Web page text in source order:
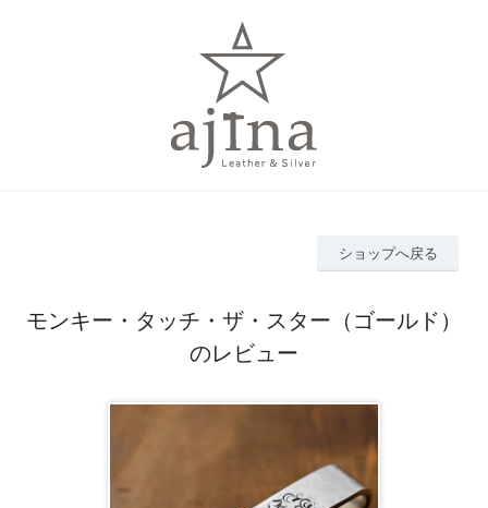
ショップへ戻る
モンキー・タッチ・ザ・スター（ゴールド）
のレビュー